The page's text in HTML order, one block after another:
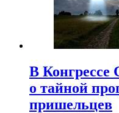
В
о тайной
пришельцев